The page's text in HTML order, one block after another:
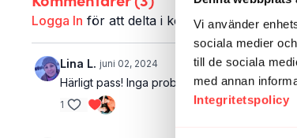
Vi använder
sociala medier
till de sociala
med annan
Integritetspolicy
Logga In för att delta i konversationen
Lina L. juni 02, 2024
Härligt pass! Inga problem att bilden är lite
1